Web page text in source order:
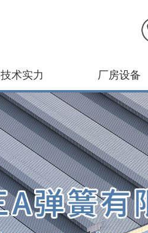
技术实力 厂房设备